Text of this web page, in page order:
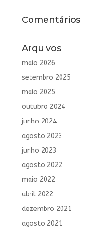
Comentários
Arquivos
maio 2026
setembro 2025
maio 2025
outubro 2024
junho 2024
agosto 2023
junho 2023
agosto 2022
maio 2022
abril 2022
dezembro 2021
agosto 2021